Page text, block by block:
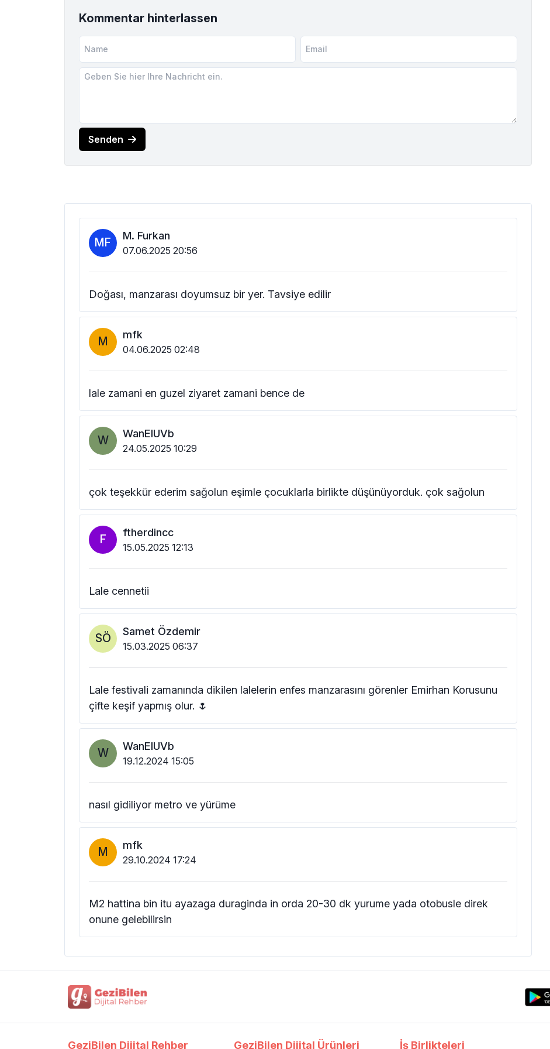
Kommentar hinterlassen
Senden
MF M. Furkan
07.06.2025 20:56
Doğası, manzarası doyumsuz bir yer. Tavsiye edilir
M mfk
04.06.2025 02:48
lale zamani en guzel ziyaret zamani bence de
W WanEIUVb
24.05.2025 10:29
çok teşekkür ederim sağolun eşimle çocuklarla birlikte düşünüyorduk. çok sağolun
F ftherdincc
15.05.2025 12:13
Lale cennetii
SÖ Samet Özdemir
15.03.2025 06:37
Lale festivali zamanında dikilen lalelerin enfes manzarasını görenler Emirhan Korusunu
çifte keşif yapmış olur. 🌷
W WanEIUVb
19.12.2024 15:05
nasıl gidiliyor metro ve yürüme
M mfk
29.10.2024 17:24
M2 hattina bin itu ayazaga duraginda in orda 20-30 dk yurume yada otobusle direk
onune gelebilirsin
GeziBilen Dijital Rehber GeziBilen Dijital Ürünleri İş Birlikteleri